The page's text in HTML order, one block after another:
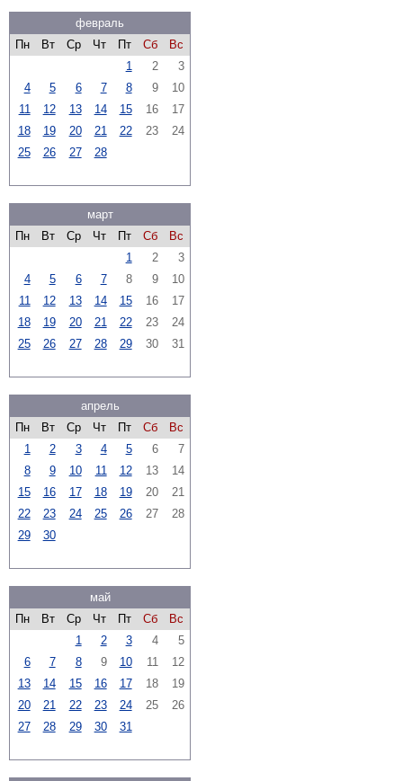
февраль
Пн
Вт Ср Чт Пт Сб
Вс
1
2
3
4
5 6 7 8 9
10
11
12 13 14 15 16
17
18
19 20 21 22 23
24
25
26 27 28
март
Пн
Вт Ср Чт Пт Сб
Вс
1
2
3
4
5 6 7 8 9
10
11
12 13 14 15 16
17
18
19 20 21 22 23
24
25
26 27 28 29 30 31
апрель
Пн
Вт Ср Чт Пт Сб
Вс
1
2 3 4 5 6
7
8
9 10 11 12 13
14
15
16 17 18 19 20
21
22
23 24 25 26 27
28
29
30
май
Пн
Вт Ср Чт Пт Сб
Вс
1
2 3 4
5
6
7 8 9 10 11
12
13
14 15 16 17 18
19
20
21 22 23 24 25
26
27
28 29 30 31